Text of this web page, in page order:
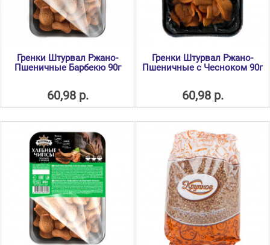
Гренки Штурвал Ржано-
Пшеничные Барбекю 90г
60,98 р.
Гренки Штурвал Ржано-
Пшеничные с Чесноком 90г
60,98 р.